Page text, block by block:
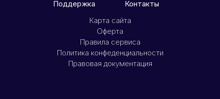
Поддержка
Контакты
Карта сайта
Оферта
Правила сервиса
Политика конфеденциальности
Правовая документация